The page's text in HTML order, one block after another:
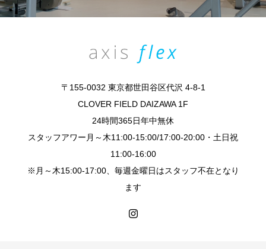
〒155-0032 東京都世田谷区代沢 4-8-1
CLOVER FIELD DAIZAWA 1F
24時間365日年中無休
スタッフアワー月～木11:00-15:00/17:00-20:00・土日祝
11:00-16:00
※月～木15:00-17:00、毎週金曜日はスタッフ不在となり
ます